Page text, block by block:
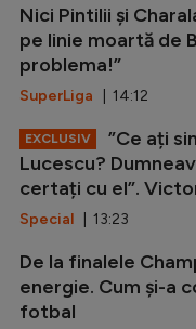
Nici Pintilii și
pe linie moartă de
problema!”
SuperLiga | 14:12
EXCLUSIV
”Ce ați
Lucescu?
certați cu el”.
Special | 13:23
De la finalele
energie. Cum și-a
fotbal